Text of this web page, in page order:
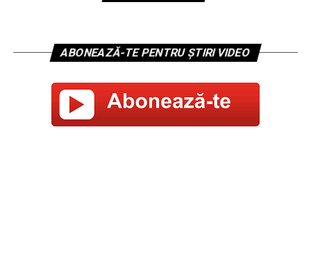
ABONEAZĂ-TE PENTRU ȘTIRI VIDEO